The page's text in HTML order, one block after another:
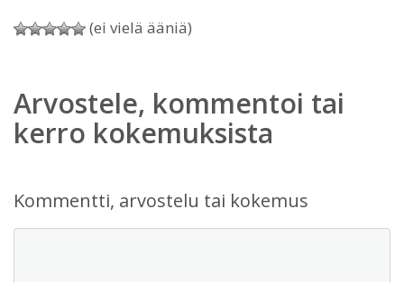
(ei vielä ääniä)
Arvostele, kommentoi tai
kerro kokemuksista
Kommentti, arvostelu tai kokemus